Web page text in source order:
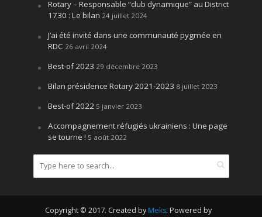
Rotary – Responsable “club dynamique” au District
1730 : Le bilan 24 juillet 2024
J’ai été invité dans une communauté pygmée en
RDC 26 avril 2024
Best-of 2023 29 décembre 2023
Bilan présidence Rotary 2021-2023 8 juillet 2023
Best-of 2022 5 janvier 2023
Accompagnement réfugiés ukrainiens : Une page
se tourne ! 5 août 2022
Copyright © 2017. Created by Meks. Powered by